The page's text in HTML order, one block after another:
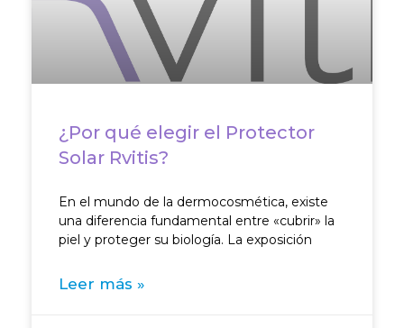
¿Por qué elegir el Protector
Solar Rvitis?
En el mundo de la dermocosmética, existe
una diferencia fundamental entre «cubrir» la
piel y proteger su biología. La exposición
Leer más »